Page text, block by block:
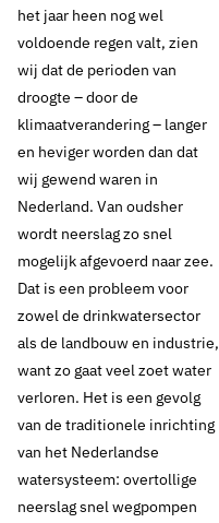
het jaar heen nog wel
voldoende regen valt, zien
wij dat de perioden van
droogte – door de
klimaatverandering – langer
en heviger worden dan dat
wij gewend waren in
Nederland. Van oudsher
wordt neerslag zo snel
mogelijk afgevoerd naar zee.
Dat is een probleem voor
zowel de drinkwatersector
als de landbouw en industrie,
want zo gaat veel zoet water
verloren. Het is een gevolg
van de traditionele inrichting
van het Nederlandse
watersysteem: overtollige
neerslag snel wegpompen